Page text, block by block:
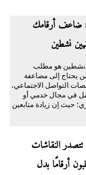
ضاعف أرقامك
نشطين
نشطين هو مطلب
يحتاج إلى مضاعفة
التواصل الاجتماعي،
في مجال خدمي أو
حيث إن زيادة متابعين
تتصدر النقاشات
أرقامًا بدل